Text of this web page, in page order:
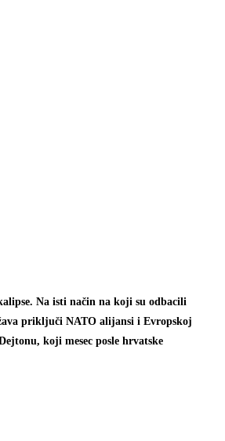
Na isti način na koji su odbacili
priključi NATO alijansi i Evropskoj
koji mesec posle hrvatske